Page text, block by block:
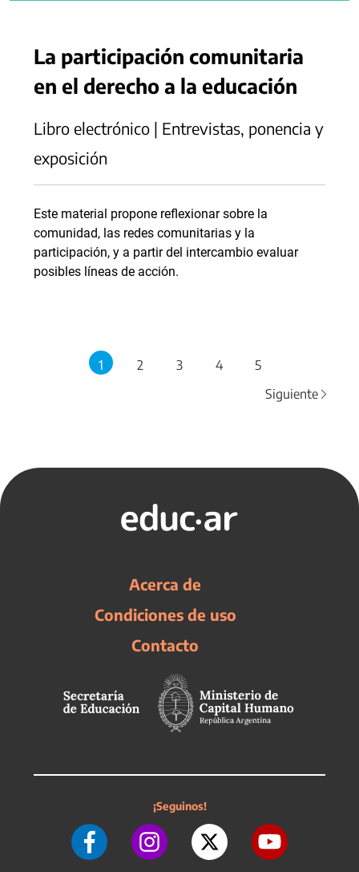
La participación comunitaria
en el derecho a la educación
Libro electrónico | Entrevistas, ponencia y
exposición
Este material propone reflexionar sobre la
comunidad, las redes comunitarias y la
participación, y a partir del intercambio evaluar
posibles líneas de acción.
1 2 3 4
5
Siguiente
Acerca de
Condiciones de uso
Contacto
¡Seguinos!